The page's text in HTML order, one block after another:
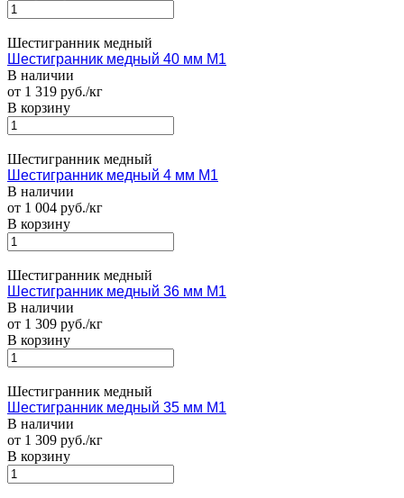
Шестигранник медный
Шестигранник медный 40 мм М1
В наличии
от 1 319 руб./кг
В корзину
Шестигранник медный
Шестигранник медный 4 мм М1
В наличии
от 1 004 руб./кг
В корзину
Шестигранник медный
Шестигранник медный 36 мм М1
В наличии
от 1 309 руб./кг
В корзину
Шестигранник медный
Шестигранник медный 35 мм М1
В наличии
от 1 309 руб./кг
В корзину